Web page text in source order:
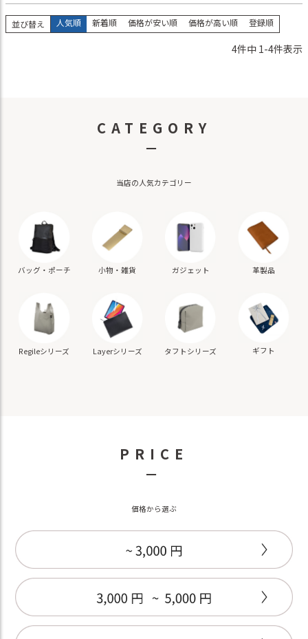
並び替え 人気順 新着順 価格が安い順 価格が高い順 登録順
4件中 1-4件表示
CATEGORY
－
当店の人気カテゴリー
バッグ・ポーチ 小物・雑貨 ガジェット 革製品
Regileシリーズ Layerシリーズ タフトシリーズ ギフト
PRICE
－
価格から選ぶ